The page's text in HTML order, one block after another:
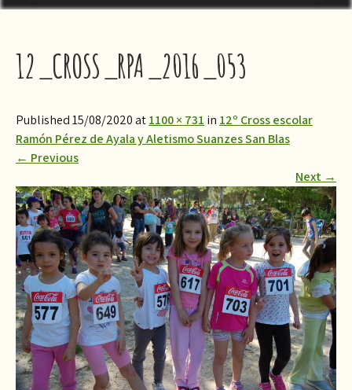
12_CROSS_RPA_2016_053
Published 15/08/2020 at1100 × 731 in 12º Cross escolar
Ramón Pérez de Ayala y Aletismo Suanzes San Blas
← Previous
Next →